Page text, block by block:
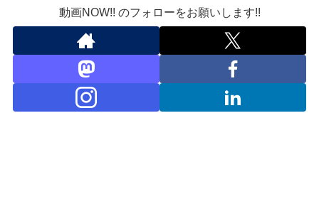
動画NOW!! のフォローをお願いします!!